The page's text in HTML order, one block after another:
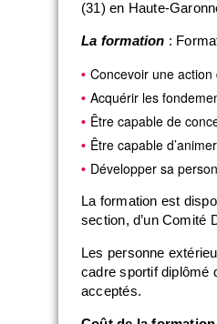
(31) en Haute-
La formation :
Concevoir une action
Acquérir les
Être capable de
Être capable
Développer sa
La formation est
section, d’un Comité
Les personne
cadre sportif diplômé
acceptés.